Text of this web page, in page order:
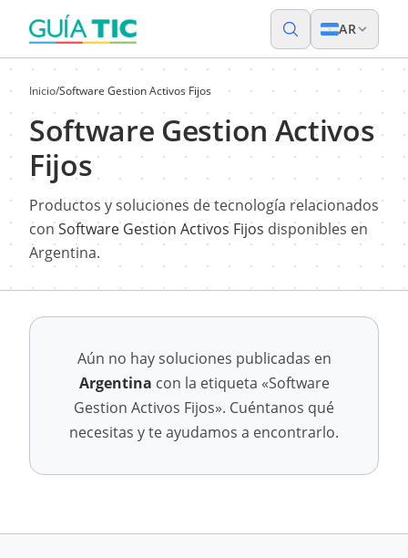
AR
Inicio/Software Gestion Activos Fijos
Software Gestion Activos
Fijos
Productos y soluciones de tecnología relacionados
conSoftware Gestion Activos Fijos disponibles en
Argentina.
Aún no hay soluciones publicadas en
Argentina con la etiqueta «Software
Gestion Activos Fijos». Cuéntanos qué
necesitas y te ayudamos a encontrarlo.